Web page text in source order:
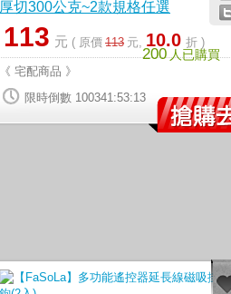
200人已購買
厚切300公克~2款規格任選
113 元 ( 原價 113 元, 10.0 折 )
《 宅配商品 》
限時倒數 100341:53:12